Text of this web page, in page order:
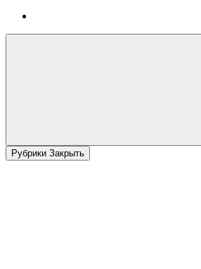
Рубрики Закрыть